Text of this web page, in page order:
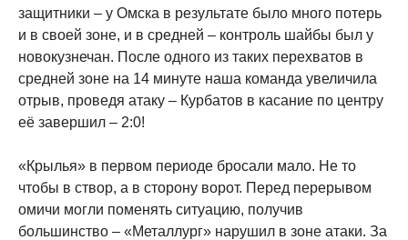
защитники – у Омска в результате было много потерь
и в своей зоне, и в средней – контроль шайбы был у
новокузнечан. После одного из таких перехватов в
средней зоне на 14 минуте наша команда увеличила
отрыв, проведя атаку – Курбатов в касание по центру
её завершил – 2:0!
«Крылья» в первом периоде бросали мало. Не то
чтобы в створ, а в сторону ворот. Перед перерывом
омичи могли поменять ситуацию, получив
большинство – «Металлург» нарушил в зоне атаки. За